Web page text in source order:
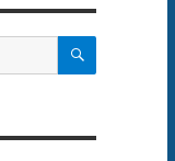
SUCHEN